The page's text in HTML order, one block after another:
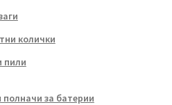
колички
пили
полначи за батерии